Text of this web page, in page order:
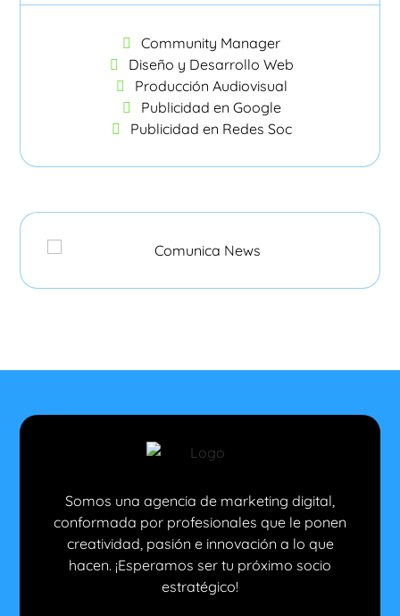
Community Manager
Diseño y Desarrollo Web
Producción Audiovisual
Publicidad en Google
Publicidad en Redes Soc
Somos una agencia de marketing digital,
conformada por profesionales que le ponen
creatividad, pasión e innovación a lo que
hacen. ¡Esperamos ser tu próximo socio
estratégico!